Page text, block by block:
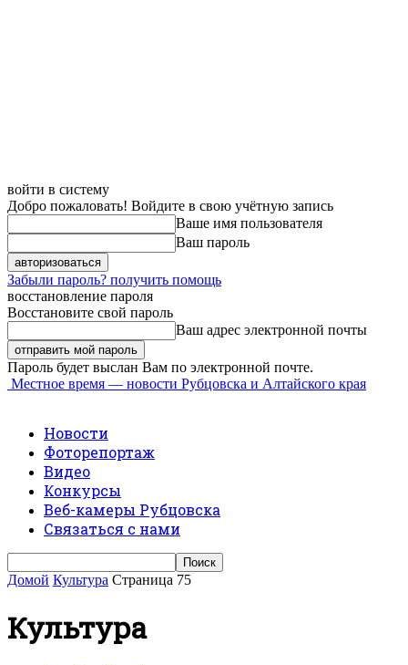
войти в систему
Добро пожаловать! Войдите в свою учётную запись
Ваше имя пользователя
Ваш пароль
Забыли пароль? получить помощь
восстановление пароля
Восстановите свой пароль
Ваш адрес электронной почты
Пароль будет выслан Вам по электронной почте.
Местное время — новости Рубцовска и Алтайского края
Новости
Фоторепортаж
Видео
Конкурсы
Веб-камеры Рубцовска
Связаться с нами
Домой Культура Страница 75
Культура